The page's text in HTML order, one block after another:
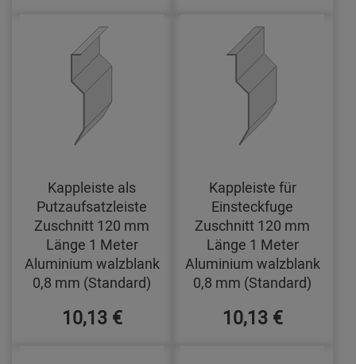
Kappleiste als
Putzaufsatzleiste
Zuschnitt 120 mm
Länge 1 Meter
Aluminium walzblank
0,8 mm (Standard)
10,13 €
Kappleiste für
Einsteckfuge
Zuschnitt 120 mm
Länge 1 Meter
Aluminium walzblank
0,8 mm (Standard)
10,13 €